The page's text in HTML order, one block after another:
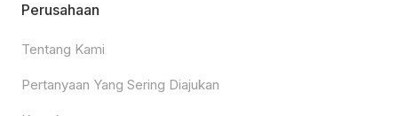
Perusahaan
Tentang Kami
Pertanyaan Yang Sering Diajukan